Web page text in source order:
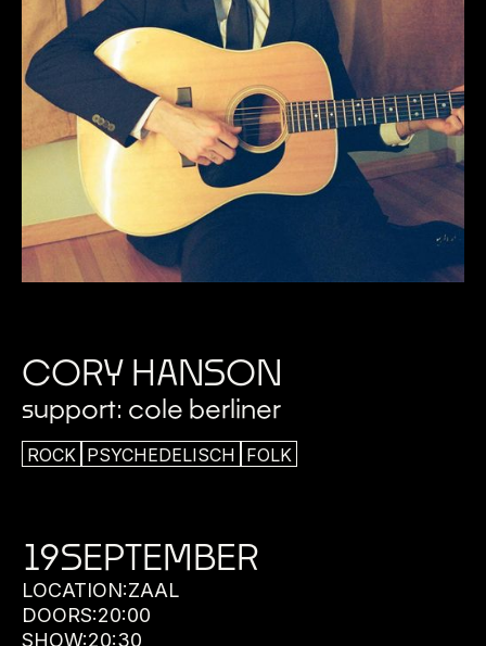
CORY HANSON
support: cole berliner
ROCK PSYCHEDELISCH FOLK
19SEPTEMBER
LOCATION:ZAAL
DOORS:20:00
SHOW:20:30